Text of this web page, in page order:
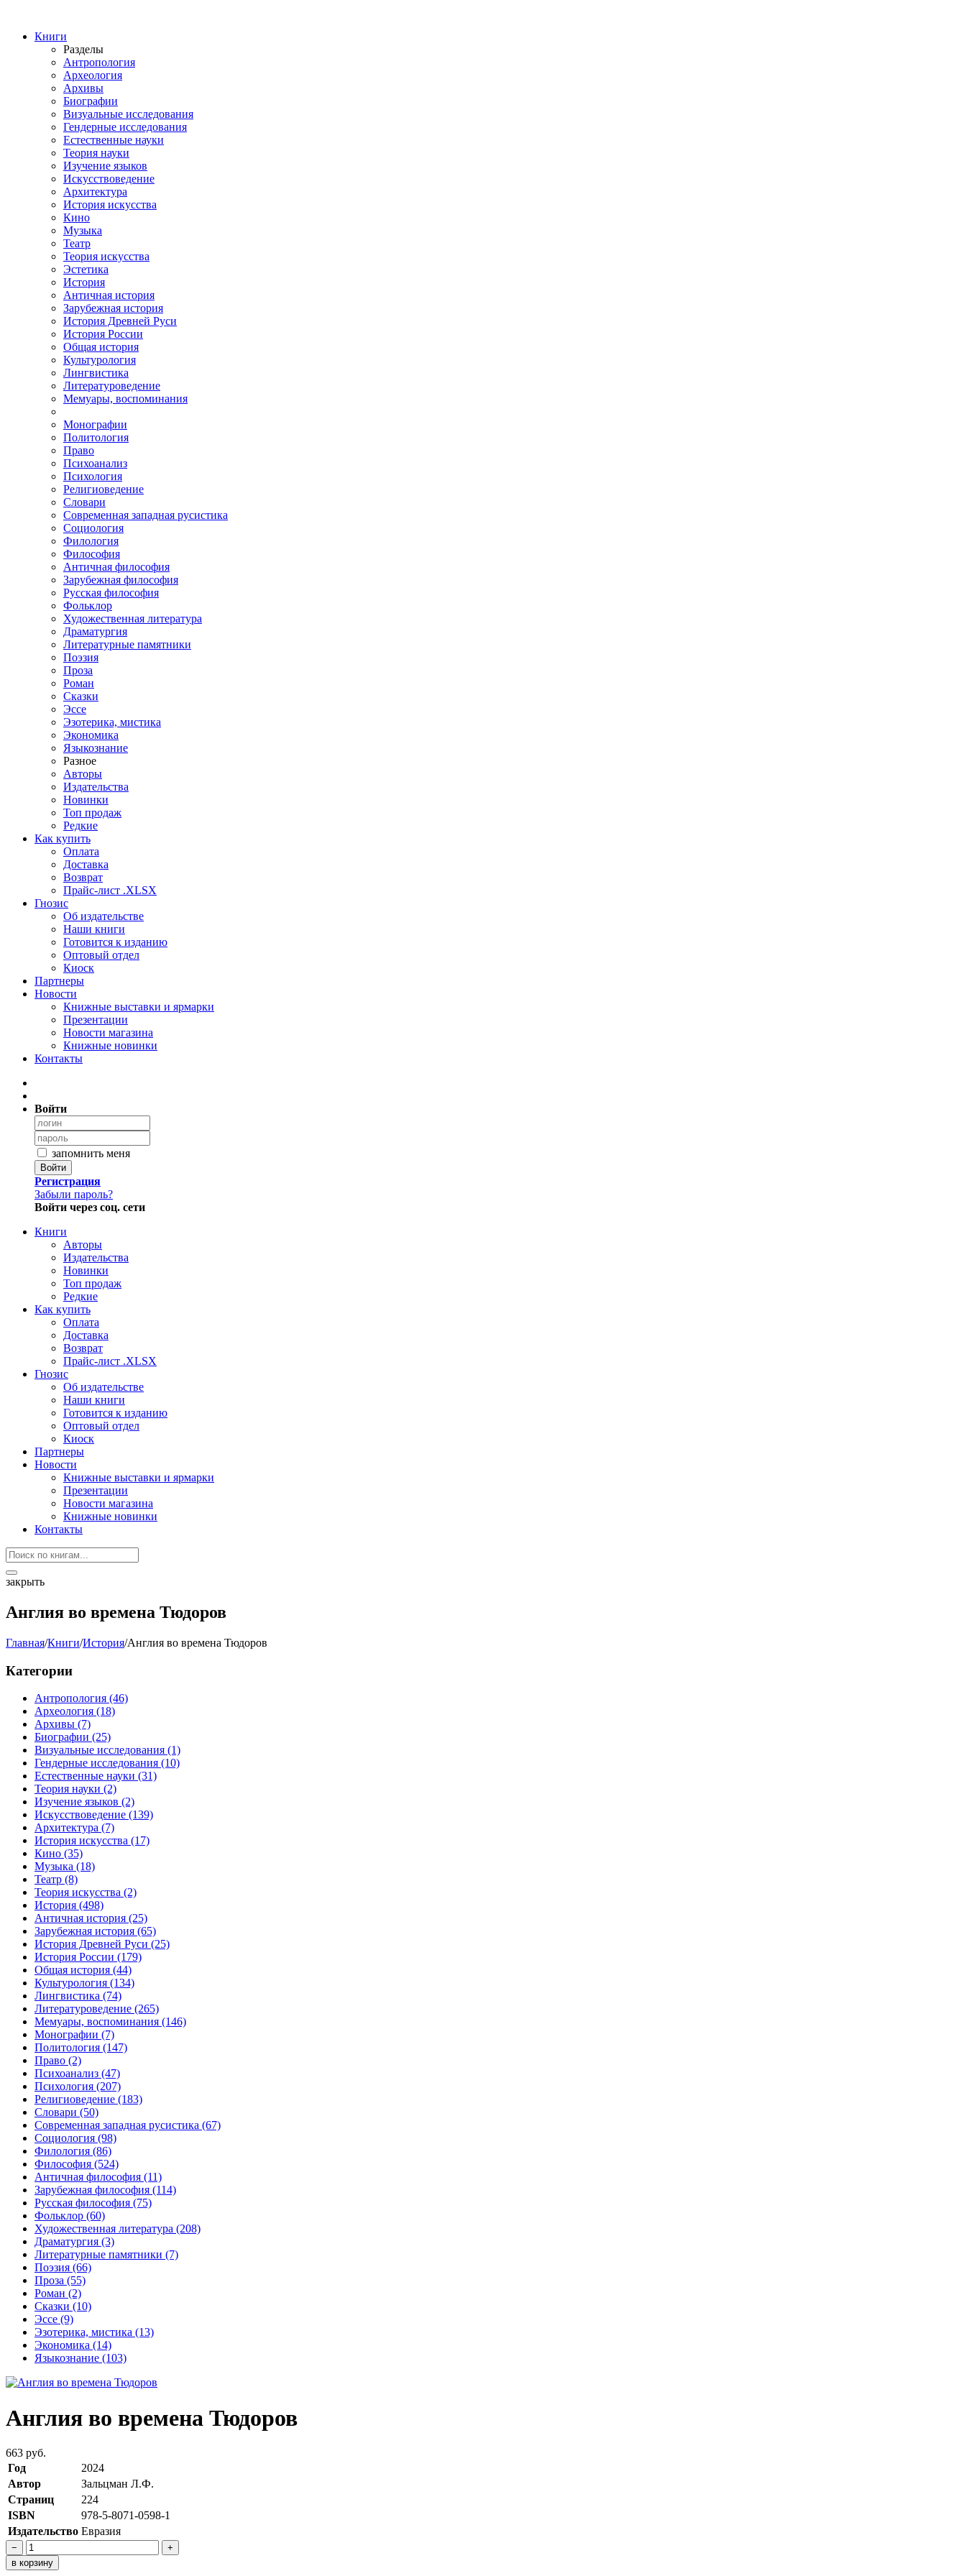
Книги
Разделы
Антропология
Археология
Архивы
Биографии
Визуальные исследования
Гендерные исследования
Естественные науки
Теория науки
Изучение языков
Искусствоведение
Архитектура
История искусства
Кино
Музыка
Театр
Теория искусства
Эстетика
История
Античная история
Зарубежная история
История Древней Руси
История России
Общая история
Культурология
Лингвистика
Литературоведение
Мемуары, воспоминания
Монографии
Политология
Право
Психоанализ
Психология
Религиоведение
Словари
Современная западная русистика
Социология
Филология
Философия
Античная философия
Зарубежная философия
Русская философия
Фольклор
Художественная литература
Драматургия
Литературные памятники
Поэзия
Проза
Роман
Сказки
Эссе
Эзотерика, мистика
Экономика
Языкознание
Разное
Авторы
Издательства
Новинки
Топ продаж
Редкие
Как купить
Оплата
Доставка
Возврат
Прайс-лист .XLSX
Гнозис
Об издательстве
Наши книги
Готовится к изданию
Оптовый отдел
Киоск
Партнеры
Новости
Книжные выставки и ярмарки
Презентации
Новости магазина
Книжные новинки
Контакты
Войти
запомнить меня
Войти
Регистрация
Забыли пароль?
Войти через соц. сети
Книги
Авторы
Издательства
Новинки
Топ продаж
Редкие
Как купить
Оплата
Доставка
Возврат
Прайс-лист .XLSX
Гнозис
Об издательстве
Наши книги
Готовится к изданию
Оптовый отдел
Киоск
Партнеры
Новости
Книжные выставки и ярмарки
Презентации
Новости магазина
Книжные новинки
Контакты
закрыть
Англия во времена Тюдоров
Главная/Книги/История/Англия во времена Тюдоров
Категории
Антропология (46)
Археология (18)
Архивы (7)
Биографии (25)
Визуальные исследования (1)
Гендерные исследования (10)
Естественные науки (31)
Теория науки (2)
Изучение языков (2)
Искусствоведение (139)
Архитектура (7)
История искусства (17)
Кино (35)
Музыка (18)
Театр (8)
Теория искусства (2)
История (498)
Античная история (25)
Зарубежная история (65)
История Древней Руси (25)
История России (179)
Общая история (44)
Культурология (134)
Лингвистика (74)
Литературоведение (265)
Мемуары, воспоминания (146)
Монографии (7)
Политология (147)
Право (2)
Психоанализ (47)
Психология (207)
Религиоведение (183)
Словари (50)
Современная западная русистика (67)
Социология (98)
Филология (86)
Философия (524)
Античная философия (11)
Зарубежная философия (114)
Русская философия (75)
Фольклор (60)
Художественная литература (208)
Драматургия (3)
Литературные памятники (7)
Поэзия (66)
Проза (55)
Роман (2)
Сказки (10)
Эссе (9)
Эзотерика, мистика (13)
Экономика (14)
Языкознание (103)
Англия во времена Тюдоров
663 руб.
Год
2024
Автор
Зальцман Л.Ф.
Страниц
224
ISBN
978-5-8071-0598-1
Издательство Евразия
−
+
в корзину